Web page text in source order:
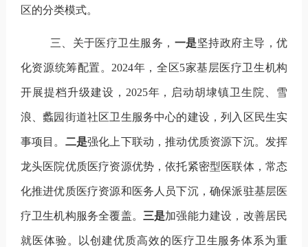
区的分类模式。
三、关于医疗卫生服务， 一是坚持政府主导，优
化资源统筹配置。 2024年，全区5家基层医疗卫生机构
开展提档升级建设， 2025年，启动胡埭镇卫生院、雪
浪、蠡园街道社区卫生服务中心的建设，列入区民生实
事项目。 二是强化上下联动，推动优质资源下沉。发挥
龙头医院优质医疗资源优势，依托紧密型医联体，常态
化推进优质医疗资源和医务人员下沉，确保派驻基层医
疗卫生机构服务全覆盖。 三是加强能力建设，改善居民
就医体验。以创建优质高效的医疗卫生服务体系为重